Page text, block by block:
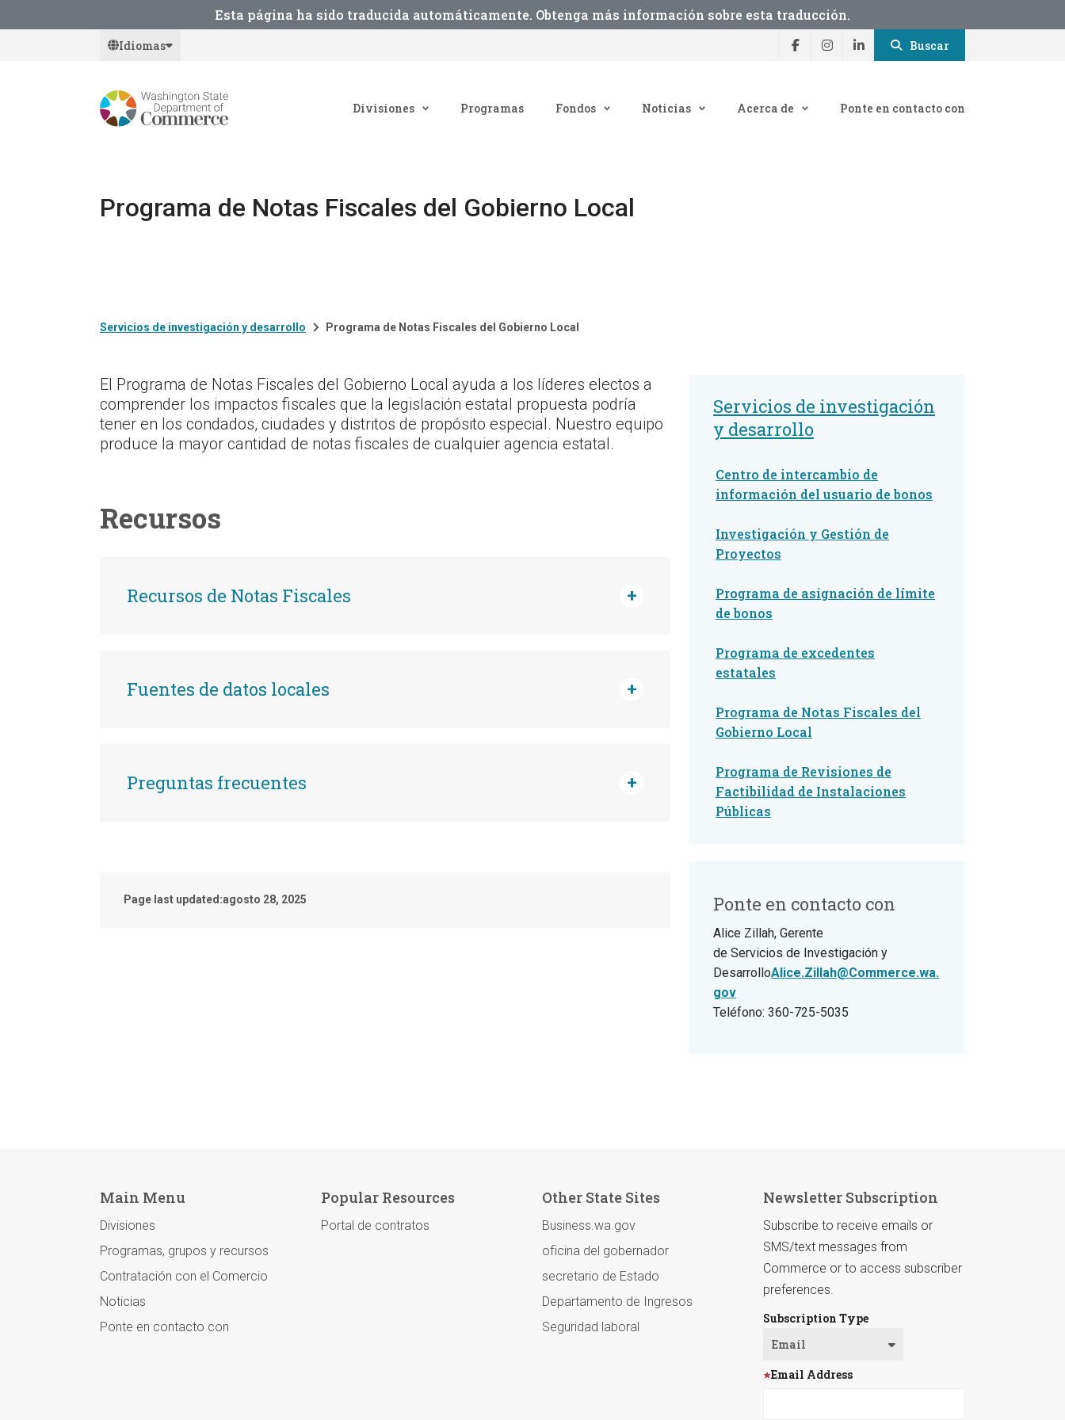
to
Esta página ha sido traducida automáticamente. Obtenga más información sobre esta traducción.
Idiomas Buscar
Divisiones Programas Fondos Noticias Acerca de Ponte en contacto con
Programa de Notas Fiscales del Gobierno Local
Servicios de investigación y desarrollo Programa de Notas Fiscales del Gobierno Local
El Programa de Notas Fiscales del Gobierno Local ayuda a los líderes electos a
comprender los impactos fiscales que la legislación estatal propuesta podría
tener en los condados, ciudades y distritos de propósito especial. Nuestro equipo
produce la mayor cantidad de notas fiscales de cualquier agencia estatal.
Recursos
Recursos de Notas Fiscales
Fuentes de datos locales
Preguntas frecuentes
Page last updated:agosto 28, 2025
Servicios de investigación
y desarrollo
Centro de intercambio de
información del usuario de bonos
Investigación y Gestión de
Proyectos
Programa de asignación de límite
de bonos
Programa de excedentes
estatales
Programa de Notas Fiscales del
Gobierno Local
Programa de Revisiones de
Factibilidad de Instalaciones
Públicas
Ponte en contacto con
Alice Zillah, Gerente
de Servicios de Investigación y
DesarrolloAlice.Zillah@Commerce.wa.
gov
Teléfono: 360-725-5035
Main Menu
Divisiones
Programas, grupos y recursos
Contratación con el Comercio
Noticias
Ponte en contacto con
Popular Resources
Portal de contratos
Other State Sites
Business.wa.gov
oficina del gobernador
secretario de Estado
Departamento de Ingresos
Seguridad laboral
Newsletter Subscription
Subscribe to receive emails or
SMS/text messages from
Commerce or to access subscriber
preferences.
Subscription Type
Email Address